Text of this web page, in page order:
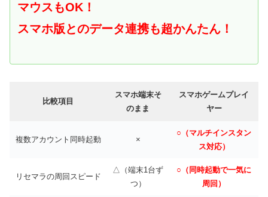
マウスもOK！
スマホ版とのデータ連携も超かんたん！
比較項目
スマホ端末そ
のまま
スマホゲームプレイ
ヤー
複数アカウント同時起動 ×
○（マルチインスタン
ス対応）
リセマラの周回スピード
△（端末1台ず
つ）
○（同時起動で一気に
周回）